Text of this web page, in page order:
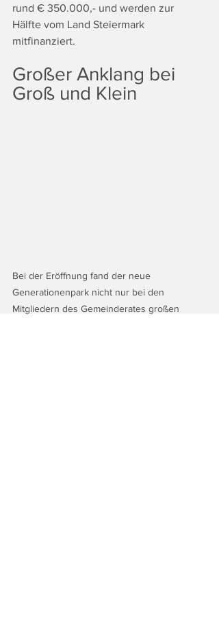
rund € 350.000,- und werden zur
Hälfte vom Land Steiermark
mitfinanziert.
Großer Anklang bei
Groß und Klein
Bei der Eröffnung fand der neue
Generationenpark nicht nur bei den
Mitgliedern des Gemeinderates großen